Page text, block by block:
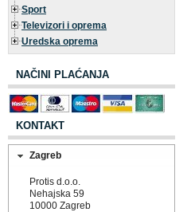
Sport
Televizori i oprema
Uredska oprema
NAČINI PLAĆANJA
KONTAKT
Zagreb
Protis d.o.o.
Nehajska 59
10000 Zagreb